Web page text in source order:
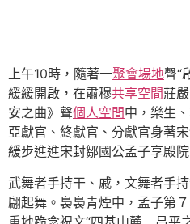
上午10時，隨著一聚會場地聲“
緩緩開啟，在肅穆共享空間莊
安之曲》聲個人空間中，樂生
亞獻官、終獻官、分獻官身著
緩步進進宋封鄒國公孟子享殿院
武舞者手持干、戚，文舞者手
翩起舞。裊裊青煙中，孟子第７